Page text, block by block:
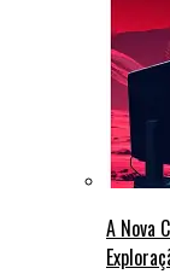
A Nova